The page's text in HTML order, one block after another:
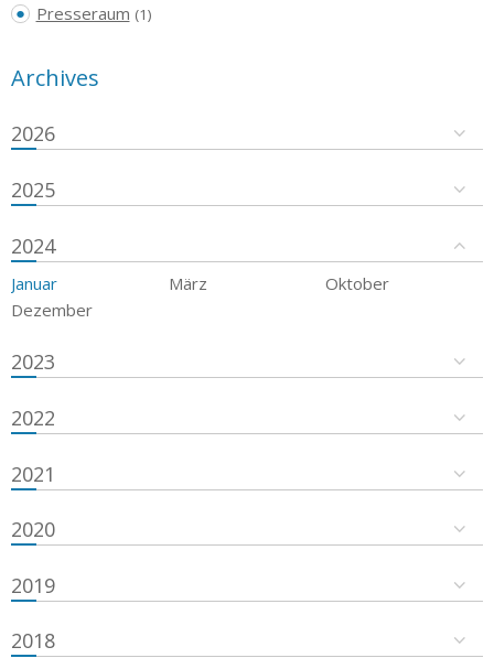
Presseraum (1)
Archives
2026
2025
2024
Januar März
Oktober
Dezember
2023
2022
2021
2020
2019
2018